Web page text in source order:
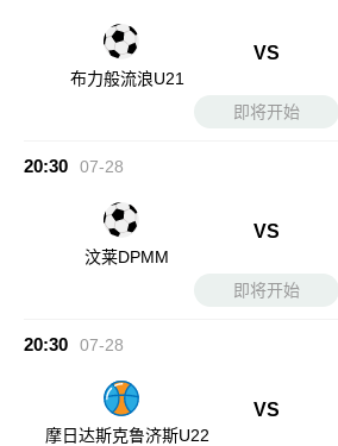
布力般流浪U21
VS
即将开始
20:30 07-28
汶莱DPMM
VS
即将开始
20:30 07-28
摩日达斯克鲁济斯U22
VS